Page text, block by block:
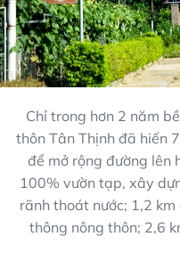
Chỉ trong hơn 2 năm
thôn Tân Thịnh đã hiến
để mở rộng đường lên
100% vườn tạp, xây
rãnh thoát nước; 1,2
thông nông thôn; 2,6